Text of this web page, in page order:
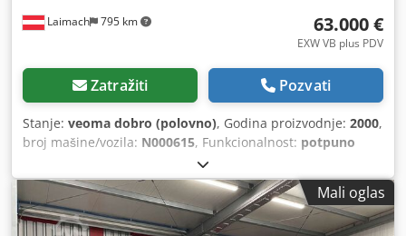
Laimach 795 km 63.000 €
EXW VB plus PDV
Zatražiti Pozvati
Stanje: veoma dobro (polovno), Godina proizvodnje: 2000,
broj mašine/vozila: N000615, Funkcionalnost: potpuno
4.626 h
KS), ulazni napon:400 V, ulazna struja:63 A, ulazna
frekvencija:
50 Hz, vrsta ulazne struje:trofazni, pritisna
sila:220 t, hod klipa:200 mm, radna brzina:10 mm/s,
Mali oglas